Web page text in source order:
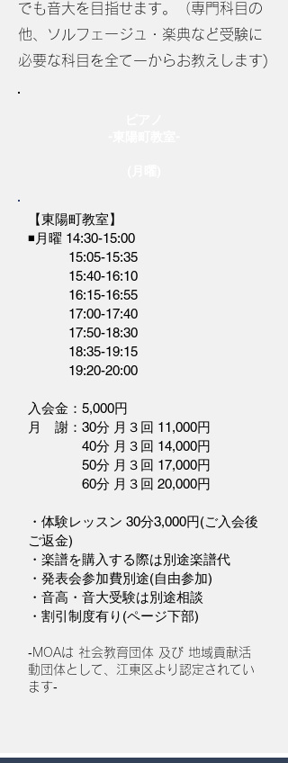
でも音大を目指せます。（専門科目の
他、ソルフェージュ・楽典など受験に
必要な科目を全て一からお教えします)
【東陽町教室】
◾️月曜 14:30-15:00
15:05-15:35
15:40-16:10
16:15-16:55
17:00-17:40
17:50-18:30
18:35-19:15
19:20-20:00
入会金：5,000円
月 謝： 30分 月３回 11,000円
40分 月３回 14,000円
50分 月３回 17,000円
60分 月３回 20,000円
・体験レッスン 30分3,000円(ご入会後
ご返金)
・楽譜を購入する際は別途楽譜代
・発表会参加費別途(自由参加)
・音高・音大受験は別途相談
・割引制度有り(ページ下部)
‐MOAは 社会教育団体 及び 地域貢献活
動団体として、江東区より認定されてい
ます‐